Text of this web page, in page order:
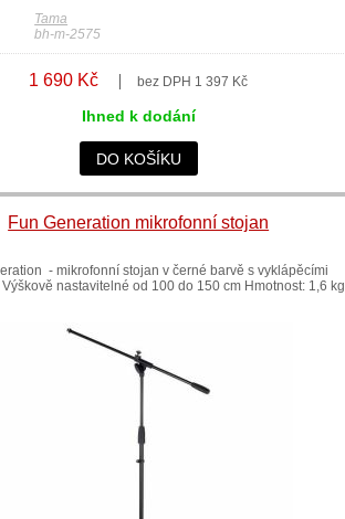
Tama
bh-m-2575
1 690 Kč bez DPH 1 397 Kč
Ihned k dodání
DO KOŠÍKU
Fun Generation mikrofonní stojan
- mikrofonní stojan v černé barvě s vyklápěcími
nastavitelné od 100 do 150 cm Hmotnost: 1,6 kg